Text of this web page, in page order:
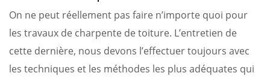
On ne peut réellement pas faire n’importe quoi pour
les travaux de charpente de toiture. L’entretien de
cette dernière, nous devons l’effectuer toujours avec
les techniques et les méthodes les plus adéquates qui